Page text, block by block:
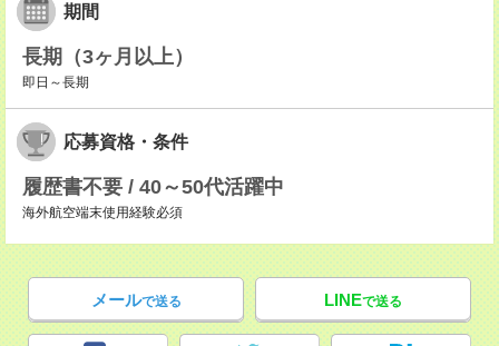
期間
長期（3ヶ月以上）
即日～長期
応募資格・条件
履歴書不要 / 40～50代活躍中
海外航空端末使用経験必須
メールで送る LINEで送る